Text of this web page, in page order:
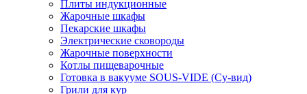
Плиты индукционные
Жарочные шкафы
Пекарские шкафы
Электрические сковороды
Жарочные поверхности
Котлы пищеварочные
Готовка в вакууме SOUS-VIDE (Су-вид)
Грили для кур